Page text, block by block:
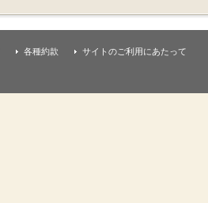
各種約款 サイトのご利用にあたって